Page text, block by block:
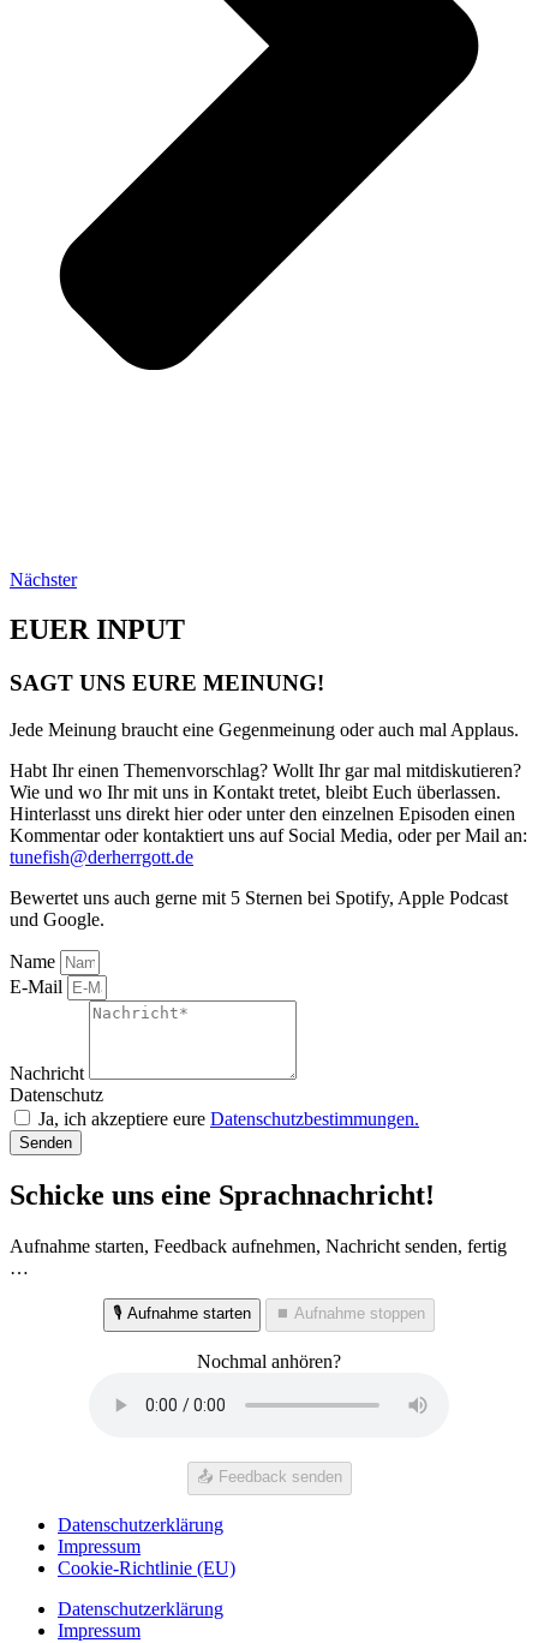
Nächster
EUER INPUT
SAGT UNS EURE MEINUNG!
Jede Meinung braucht eine Gegenmeinung oder auch mal Applaus.
Habt Ihr einen Themenvorschlag? Wollt Ihr gar mal mitdiskutieren?
Wie und wo Ihr mit uns in Kontakt tretet, bleibt Euch überlassen.
Hinterlasst uns direkt hier oder unter den einzelnen Episoden einen
Kommentar oder kontaktiert uns auf Social Media, oder per Mail an:
tunefish@derherrgott.de
Bewertet uns auch gerne mit 5 Sternen bei Spotify, Apple Podcast
und Google.
Name
E-Mail
Nachricht
Datenschutz
Ja, ich akzeptiere eure Datenschutzbestimmungen.
Senden
Schicke uns eine Sprachnachricht!
Aufnahme starten, Feedback aufnehmen, Nachricht senden, fertig
…
🎙️ Aufnahme starten ⏹️ Aufnahme stoppen
Nochmal anhören?
📤 Feedback senden
Datenschutzerklärung
Impressum
Cookie-Richtlinie (EU)
Datenschutzerklärung
Impressum